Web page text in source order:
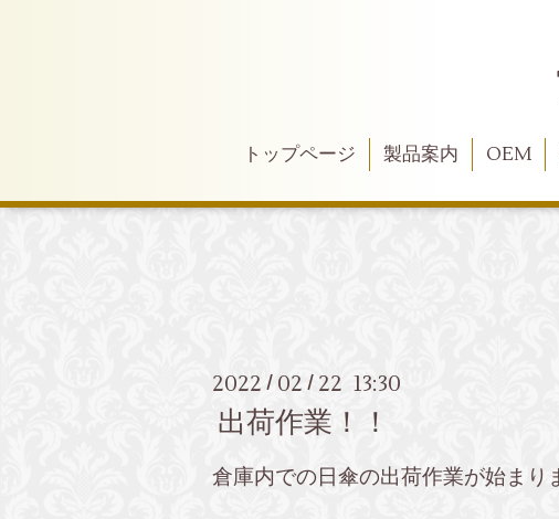
トップページ 製品案内 OEM
2022 / 02 / 22 13:30
出荷作業！！
倉庫内での日傘の出荷作業が始まり